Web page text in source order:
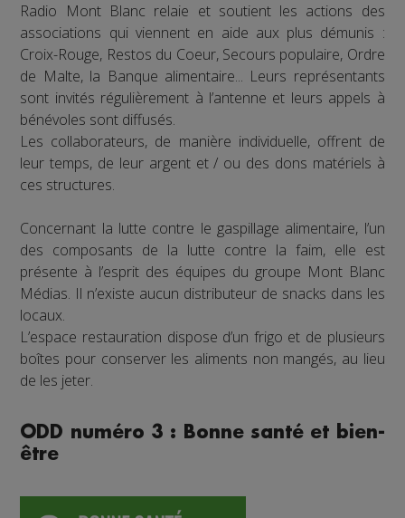
Radio Mont Blanc relaie et soutient les actions des
associations qui viennent en aide aux plus démunis :
Croix-Rouge, Restos du Coeur, Secours populaire, Ordre
de Malte, la Banque alimentaire... Leurs représentants
sont invités régulièrement à l’antenne et leurs appels à
bénévoles sont diffusés.
Les collaborateurs, de manière individuelle, offrent de
leur temps, de leur argent et / ou des dons matériels à
ces structures.
Concernant la lutte contre le gaspillage alimentaire, l’un
des composants de la lutte contre la faim, elle est
présente à l’esprit des équipes du groupe Mont Blanc
Médias. Il n’existe aucun distributeur de snacks dans les
locaux.
L’espace restauration dispose d’un frigo et de plusieurs
boîtes pour conserver les aliments non mangés, au lieu
de les jeter.
ODD numéro 3 : Bonne santé et bien-
être